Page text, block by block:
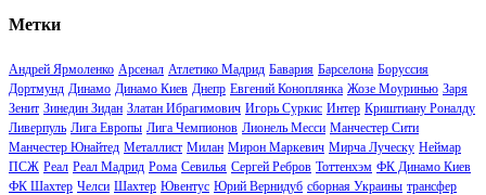
Метки
Андрей Ярмоленко Арсенал Атлетико Мадрид Бавария Барселона Боруссия
Дортмунд Динамо Динамо Киев Днепр Евгений Коноплянка Жозе Моуринью Заря
Зенит Зинедин Зидан Златан Ибрагимович Игорь Суркис Интер Криштиану Роналду
Ливерпуль Лига Европы Лига Чемпионов Лионель Месси Манчестер Сити
Манчестер Юнайтед Металлист Милан Мирон Маркевич Мирча Луческу Неймар
ПСЖ Реал Реал Мадрид Рома Севилья Сергей Ребров Тоттенхэм ФК Динамо Киев
ФК Шахтер Челси Шахтер Ювентус Юрий Вернидуб сборная Украины трансфер